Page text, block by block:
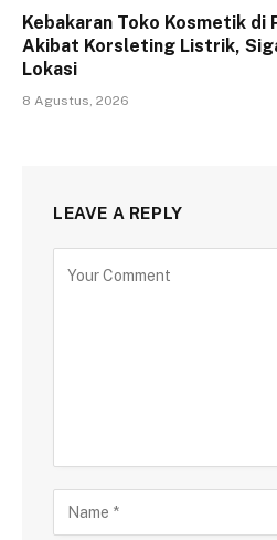
Kebakaran Toko Kosmetik di
Akibat Korsleting Listrik,
Lokasi
8 Agustus, 2026
LEAVE A REPLY